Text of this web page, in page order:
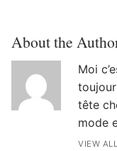
About the
Moi
tête
mode
VIEW